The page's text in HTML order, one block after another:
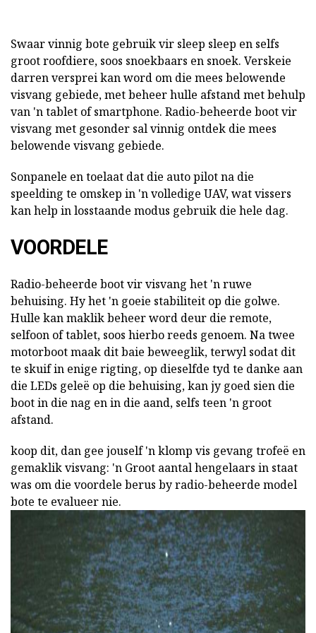
Swaar vinnig bote gebruik vir sleep sleep en selfs
groot roofdiere, soos snoekbaars en snoek. Verskeie
darren versprei kan word om die mees belowende
visvang gebiede, met beheer hulle afstand met behulp
van 'n tablet of smartphone. Radio-beheerde boot vir
visvang met gesonder sal vinnig ontdek die mees
belowende visvang gebiede.
Sonpanele en toelaat dat die auto pilot na die
speelding te omskep in 'n volledige UAV, wat vissers
kan help in losstaande modus gebruik die hele dag.
VOORDELE
Radio-beheerde boot vir visvang het 'n ruwe
behuising. Hy het 'n goeie stabiliteit op die golwe.
Hulle kan maklik beheer word deur die remote,
selfoon of tablet, soos hierbo reeds genoem. Na twee
motorboot maak dit baie beweeglik, terwyl sodat dit
te skuif in enige rigting, op dieselfde tyd te danke aan
die LEDs geleë op die behuising, kan jy goed sien die
boot in die nag en in die aand, selfs teen 'n groot
afstand.
koop dit, dan gee jouself 'n klomp vis gevang trofeë en
gemaklik visvang: 'n Groot aantal hengelaars in staat
was om die voordele berus by radio-beheerde model
bote te evalueer nie.